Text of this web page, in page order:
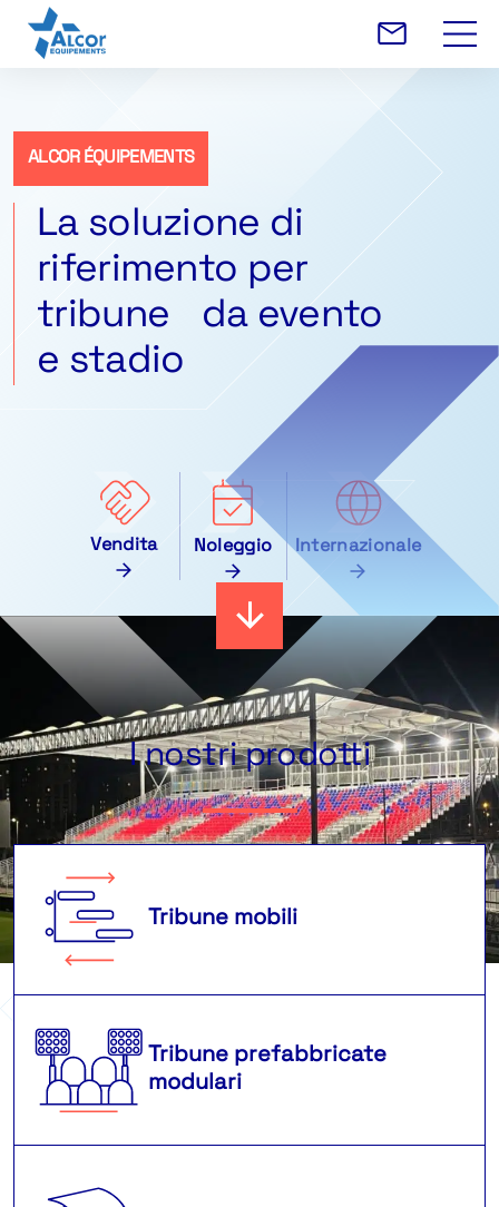
ALCOR ÉQUIPEMENTS
La soluzione di
riferimento per
tribune da evento
e stadio
Vendita Noleggio Internazionale
I nostri prodotti
Tribune mobili
Tribune prefabbricate
modulari